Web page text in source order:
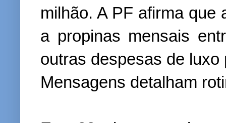
milhão. A PF afirma que
a propinas mensais
outras despesas de
Mensagens detalham